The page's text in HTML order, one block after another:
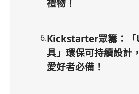
禮物！
6.Kickstarter眾籌：
具」環保可持續設計
愛好者必備！